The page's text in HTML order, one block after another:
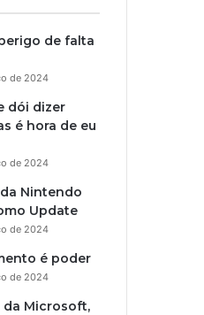
de falta
de 2024
dói dizer
é hora de eu
de 2024
Nintendo
Update
de 2024
é poder
de 2024
da Microsoft,